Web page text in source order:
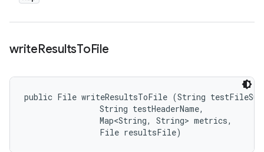
writeResultsToFile
public File writeResultsToFile (String
                String testHeaderName,
                Map<String, String> metrics,
                File resultsFile)